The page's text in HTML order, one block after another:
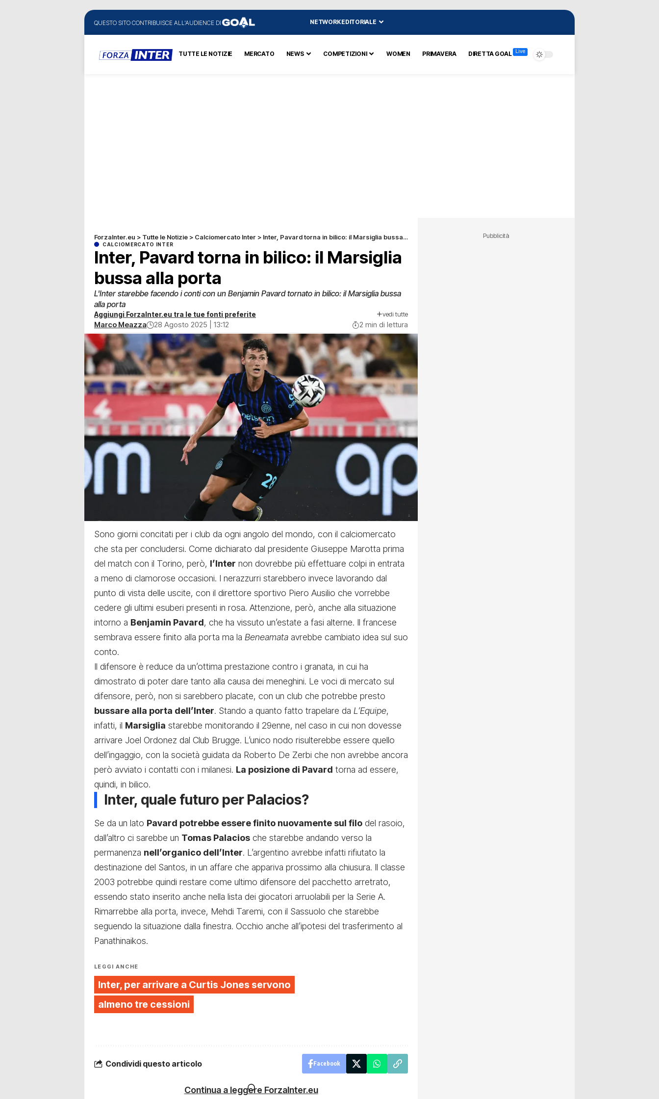
QUESTO SITO CONTRIBUISCE ALL'AUDIENCE DI NETWORK EDITORIALE
TUTTE LE NOTIZIE MERCATO NEWS COMPETIZIONI WOMEN PRIMAVERA DIRETTA GOAL Live
ForzaInter.eu > Tutte le Notizie > Calciomercato Inter > Inter, Pavard torna in bilico: il Marsiglia bussa alla porta
CALCIOMERCATO INTER
Inter, Pavard torna in bilico: il Marsiglia
bussa alla porta
L'Inter starebbe facendo i conti con un Benjamin Pavard tornato in bilico: il Marsiglia bussa
alla porta
Aggiungi ForzaInter.eu tra le tue fonti preferite vedi tutte
Marco Meazza 28 Agosto 2025 | 13:12 2 min di lettura
Sono giorni concitati per i club da ogni angolo del mondo, con il calciomercato
che sta per concludersi. Come dichiarato dal presidente Giuseppe Marotta prima
del match con il Torino, però, l’Inter non dovrebbe più effettuare colpi in entrata
a meno di clamorose occasioni. I nerazzurri starebbero invece lavorando dal
punto di vista delle uscite, con il direttore sportivo Piero Ausilio che vorrebbe
cedere gli ultimi esuberi presenti in rosa. Attenzione, però, anche alla situazione
intorno a Benjamin Pavard, che ha vissuto un’estate a fasi alterne. Il francese
sembrava essere finito alla porta ma la Beneamata avrebbe cambiato idea sul suo
conto.
Il difensore è reduce da un’ottima prestazione contro i granata, in cui ha
dimostrato di poter dare tanto alla causa dei meneghini. Le voci di mercato sul
difensore, però, non si sarebbero placate, con un club che potrebbe presto
bussare alla porta dell’Inter. Stando a quanto fatto trapelare da L’Equipe,
infatti, il Marsiglia starebbe monitorando il 29enne, nel caso in cui non dovesse
arrivare Joel Ordonez dal Club Brugge. L’unico nodo risulterebbe essere quello
dell’ingaggio, con la società guidata da Roberto De Zerbi che non avrebbe ancora
però avviato i contatti con i milanesi. La posizione di Pavard torna ad essere,
quindi, in bilico.
Inter, quale futuro per Palacios?
Se da un lato Pavard potrebbe essere finito nuovamente sul filo del rasoio,
dall’altro ci sarebbe un Tomas Palacios che starebbe andando verso la
permanenza nell’organico dell’Inter. L’argentino avrebbe infatti rifiutato la
destinazione del Santos, in un affare che appariva prossimo alla chiusura. Il classe
2003 potrebbe quindi restare come ultimo difensore del pacchetto arretrato,
essendo stato inserito anche nella lista dei giocatori arruolabili per la Serie A.
Rimarrebbe alla porta, invece, Mehdi Taremi, con il Sassuolo che starebbe
seguendo la situazione dalla finestra. Occhio anche all’ipotesi del trasferimento al
Panathinaikos.
LEGGI ANCHE
Inter, per arrivare a Curtis Jones servono
almeno tre cessioni
Condividi questo articolo Facebook
Continua a leggere ForzaInter.eu
Pubblicità